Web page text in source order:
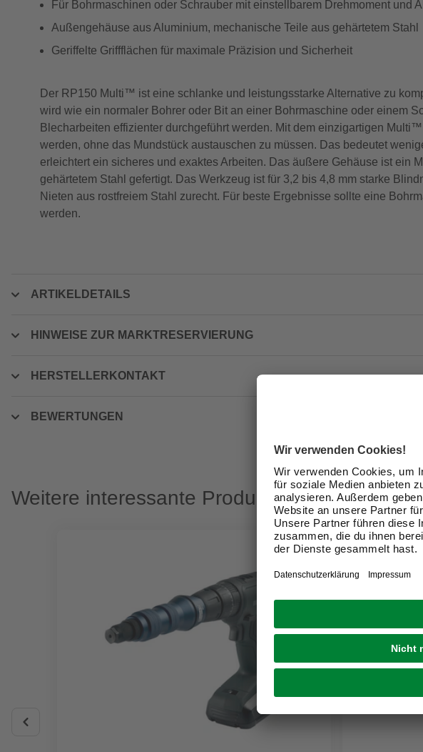
Für Bohrmaschinen oder Schrauber mit einstellbarem Drehmoment und
Außengehäuse aus Aluminium, mechanische Teile aus gehärtetem Stahl
Geriffelte Griffflächen für maximale Präzision und Sicherheit
Der RP150 Multi™ ist eine schlanke und leistungsstarke Alternative zu
wird wie ein normaler Bohrer oder Bit an einer Bohrmaschine oder einem
Blecharbeiten effizienter durchgeführt werden. Mit dem einzigartigen
werden, ohne das Mundstück austauschen zu müssen. Das bedeutet
erleichtert ein sicheres und exaktes Arbeiten. Das äußere Gehäuse ist ein
gehärtetem Stahl gefertigt. Das Werkzeug ist für 3,2 bis 4,8 mm starke
Nieten aus rostfreiem Stahl zurecht. Für beste Ergebnisse sollte eine
werden.
ARTIKELDETAILS
HINWEISE ZUR MARKTRESERVIERUNG
HERSTELLERKONTAKT
BEWERTUNGEN
Weitere interessante Produkte